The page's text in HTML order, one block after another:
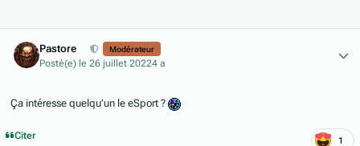
Pastore Modérateur
Posté(e) le 26 juillet 20224 a
Ça intéresse quelqu’un le eSport ?
Citer 1